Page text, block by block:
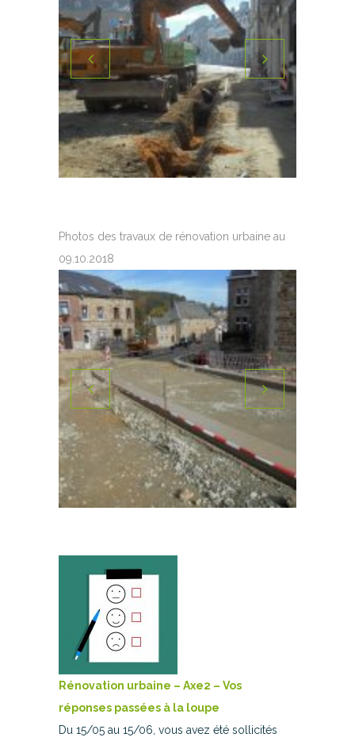
Photos des travaux de rénovation urbaine au
09.10.2018
Rénovation urbaine – Axe2 – Vos
réponses passées à la loupe
Du 15/05 au 15/06, vous avez été sollicités